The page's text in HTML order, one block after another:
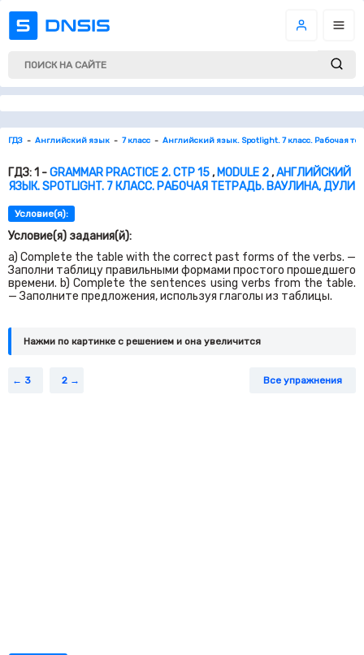
ГДЗ Английский язык 7 класс Английский язык. Spotlight. 7 класс. Рабочая
ГДЗ: 1 -GRAMMAR PRACTICE 2. СТР 15, MODULE 2,АНГЛИЙСКИЙ
ЯЗЫК. SPOTLIGHT. 7 КЛАСС. РАБОЧАЯ ТЕТРАДЬ. ВАУЛИНА, ДУЛИ
Условие(я):
Условие(я) задания(й):
a) Complete the table with the correct past forms of the verbs. —
Заполни таблицу правильными формами простого прошедшего
времени. b) Complete the sentences using verbs from the table.
— Заполните предложения, используя глаголы из таблицы.
Нажми по картинке c решением и она увеличится
3 2 Все упражнения